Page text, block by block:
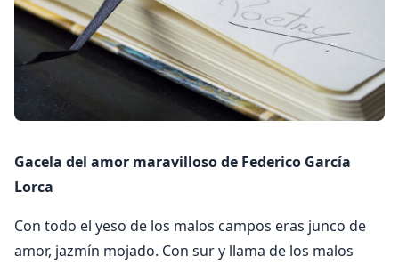
Gacela del amor maravilloso de Federico García
Lorca
Con todo el yeso de los malos campos eras junco de
amor, jazmín mojado. Con sur y llama de los malos